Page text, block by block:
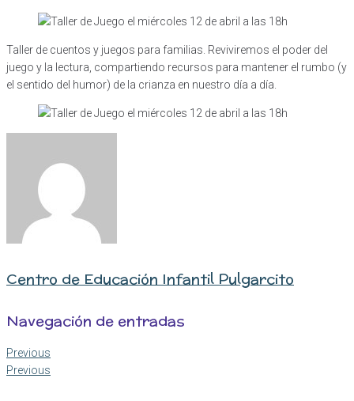
Taller de cuentos y juegos para familias. Reviviremos el poder del
juego y la lectura, compartiendo recursos para mantener el rumbo (y
el sentido del humor) de la crianza en nuestro día a día.
Centro de Educación Infantil Pulgarcito
Navegación de entradas
Previous
Previous